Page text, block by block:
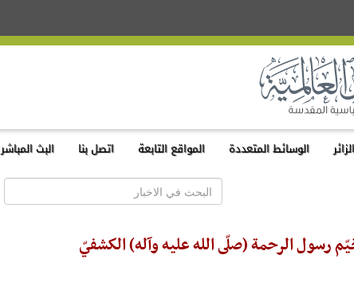
الوسائط المتعددة المواقع التابعة اتصل بنا البث المباشر
رسول الرحمة (صلّى الله عليه وآله) الكشفيّ